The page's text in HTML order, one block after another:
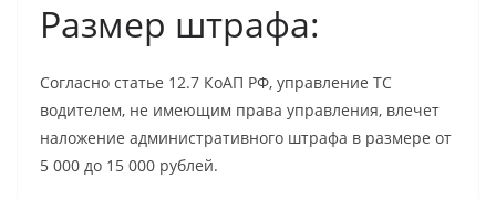
Размер штрафа:
Согласно статье 12.7 КоАП РФ, управление ТС
водителем, не имеющим права управления, влечет
наложение административного штрафа в размере от
5 000 до 15 000 рублей.